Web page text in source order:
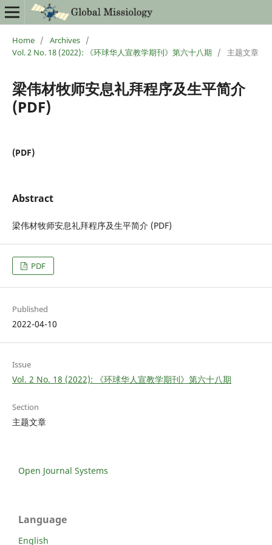
Home / Archives /
Vol. 2 No. 18 (2022): 《环球华人宣教学期刊》第六十八期
/ 主题文章
梁伟材牧师安息礼拜程序及生平简介
(PDF)
(PDF)
Abstract
梁伟材牧师安息礼拜程序及生平简介 (PDF)
PDF
Published
2022-04-10
Issue
Vol. 2 No. 18 (2022): 《环球华人宣教学期刊》第六十八期
Section
主题文章
Open Journal Systems
Language
English